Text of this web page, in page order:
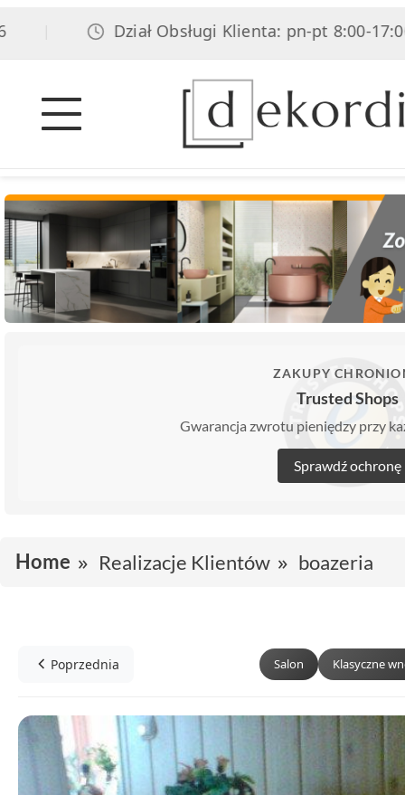
| Dział Obsługi Klienta: pn-pt 8:00-17:00,
ZAKUPY
Trusted Shops
Gwarancja zwrotu pieniędzy przy
Sprawdź ochronę
Home Realizacje Klientów boazeria
Poprzednia Salon Klasyczne